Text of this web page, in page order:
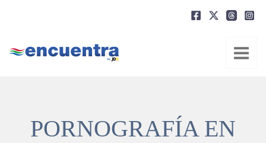
PORNOGRAFÍA EN